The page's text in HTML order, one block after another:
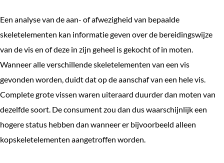
Een analyse van de aan- of afwezigheid van bepaalde
skeletelementen kan informatie geven over de bereidingswijze
van de vis en of deze in zijn geheel is gekocht of in moten.
Wanneer alle verschillende skeletelementen van een vis
gevonden worden, duidt dat op de aanschaf van een hele vis.
Complete grote vissen waren uiteraard duurder dan moten van
dezelfde soort. De consument zou dan dus waarschijnlijk een
hogere status hebben dan wanneer er bijvoorbeeld alleen
kopskeletelementen aangetroffen worden.